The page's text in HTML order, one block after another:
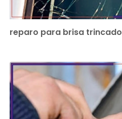
reparo para brisa trincado